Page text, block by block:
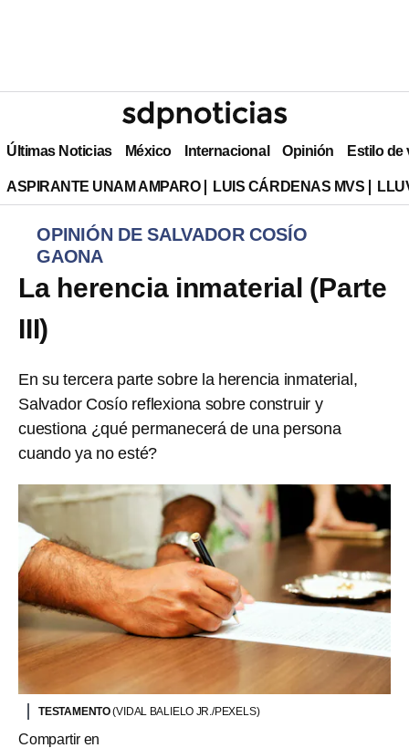
Últimas Noticias México Internacional Opinión Estilo de
ASPIRANTE UNAM AMPARO LUIS CÁRDENAS MVS
OPINIÓN DE SALVADOR COSÍO
GAONA
La herencia inmaterial (Parte
III)
En su tercera parte sobre la herencia inmaterial,
Salvador Cosío reflexiona sobre construir y
cuestiona ¿qué permanecerá de una persona
cuando ya no esté?
TESTAMENTO(VIDAL BALIELO JR./PEXELS)
Compartir en